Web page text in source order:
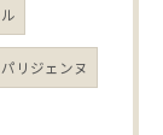
パリジェンヌ